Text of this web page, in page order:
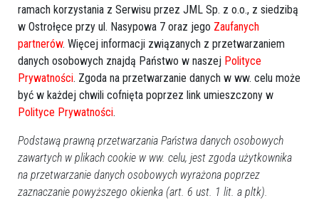
Ostrołęka
2025-11-28 17:05
ramach korzystania z Serwisu przez JML Sp. z o.o., z siedzibą
w Ostrołęce przy ul. Nasypowa 7 oraz jego Zaufanych
partnerów. Więcej informacji związanych z przetwarzaniem
danych osobowych znajdą Państwo w naszej Polityce
Prywatności. Zgoda na przetwarzanie danych w ww. celu może
być w każdej chwili cofnięta poprzez link umieszczony w
Polityce Prywatności.
Podstawą prawną przetwarzania Państwa danych osobowych
zawartych w plikach cookie w ww. celu, jest zgoda użytkownika
na przetwarzanie danych osobowych wyrażona poprzez
zaznaczanie powyższego okienka (art. 6 ust. 1 lit. a pltk).